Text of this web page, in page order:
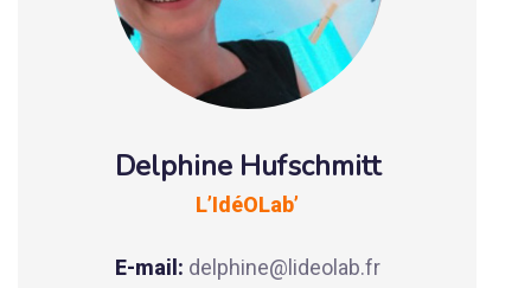
Delphine Hufschmitt
L’IdéOLab’
E-mail: delphine@lideolab.fr